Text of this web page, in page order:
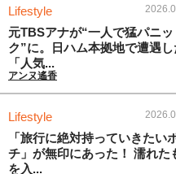
Lifestyle
元TBSアナが“一人で猛パニッ
ク”に。日ハム本拠地で遭遇し
「人気...
アンヌ遙香
Lifestyle
「旅行に絶対持っていきたい
チ」が無印にあった！ 濡れた
を入...